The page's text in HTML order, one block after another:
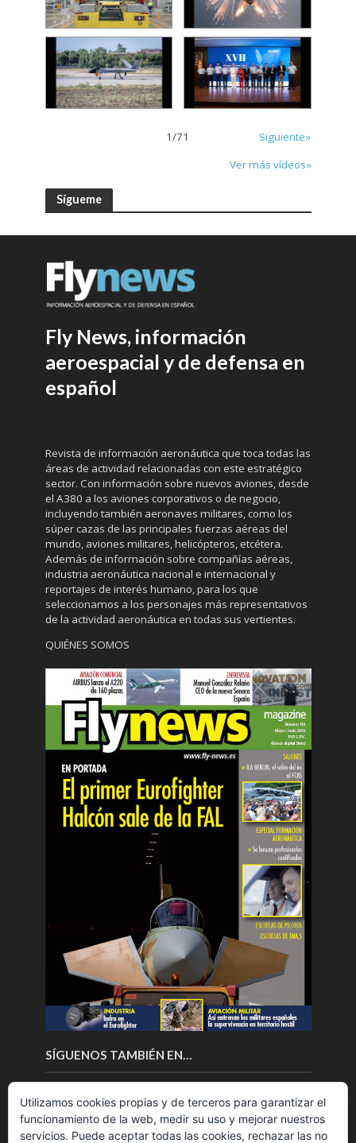
1/71
Siguiente»
Ver más vídeos»
Sígueme
Fly News, información
aeroespacial y de defensa en
español
Revista de información aeronáutica que toca todas las
áreas de actividad relacionadas con este estratégico
sector. Con información sobre nuevos aviones, desde
el A380 a los aviones corporativos o de negocio,
incluyendo también aeronaves militares, como los
súper cazas de las principales fuerzas aéreas del
mundo, aviones militares, helicópteros, etcétera.
Además de información sobre compañías aéreas,
industria aeronáutica nacional e internacional y
reportajes de interés humano, para los que
seleccionamos a los personajes más representativos
de la actividad aeronáutica en todas sus vertientes.
QUIÉNES SOMOS
SÍGUENOS TAMBIÉN EN…
Utilizamos cookies propias y de terceros para garantizar el
funcionamiento de la web, medir su uso y mejorar nuestros
servicios. Puede aceptar todas las cookies, rechazar las no